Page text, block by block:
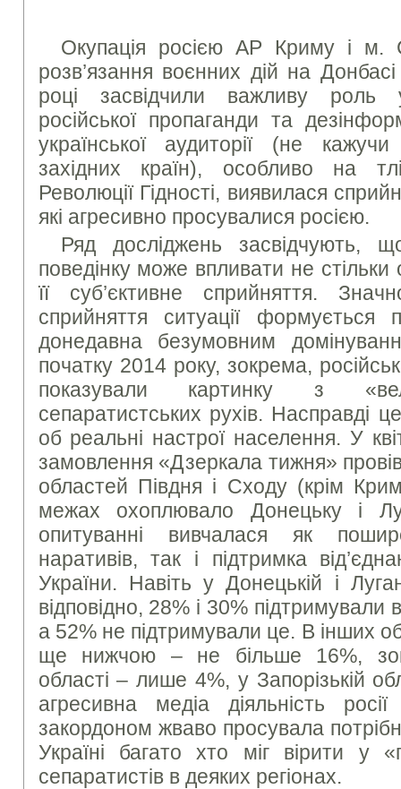
Окупація росією АР Криму і м.
розв’язання воєнних дій на
році засвідчили важливу
російської пропаганди та
української аудиторії (не
західних країн), особливо на
Революції Гідності, виявилася
які агресивно просувалися росією.
Ряд досліджень засвідчують,
поведінку може впливати не стільки
її суб’єктивне сприйняття.
сприйняття ситуації
донедавна безумовним
початку 2014 року, зокрема,
показували картинку з
сепаратистських рухів. Насправді
об реальні настрої населення. У
замовлення «Дзеркала тижня»
областей Півдня і Сходу (крім
межах охоплювало Донецьку і
опитуванні вивчалася як
наративів, так і підтримка
України. Навіть у Донецькій і
відповідно, 28% і 30% підтримували
а 52% не підтримували це. В інших
ще нижчою – не більше 16%,
області – лише 4%, у Запорізькій
агресивна медіа діяльність
закордоном жваво просувала
Україні багато хто міг вірити у
сепаратистів в деяких регіонах.